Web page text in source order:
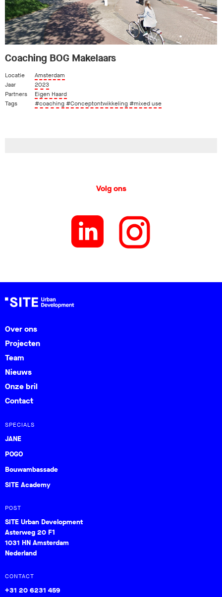
Coaching BOG Makelaars
Locatie
Amsterdam
Jaar
2023
Partners
Eigen Haard
Tags
#coaching#Conceptontwikkeling#mixed use
Volg ons
Over ons
Projecten
Team
Nieuws
Onze bril
Contact
SPECIALS
JANE
POGO
Bouwambassade
SITE Academy
POST
SITE Urban Development
Asterweg 20 F1
1031 HN Amsterdam
Nederland
CONTACT
+31 20 6231 459